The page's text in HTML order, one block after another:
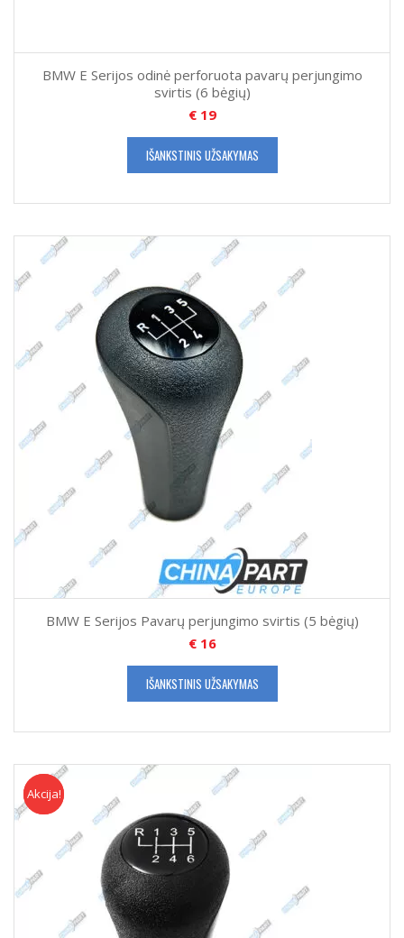
BMW E Serijos odinė perforuota pavarų perjungimo
svirtis (6 bėgių)
€19
IŠANKSTINIS UŽSAKYMAS
BMW E Serijos Pavarų perjungimo svirtis (5 bėgių)
€16
IŠANKSTINIS UŽSAKYMAS
Akcija
Akcija!